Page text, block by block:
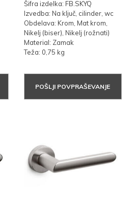
Šifra izdelka: FB.SKYQ
Izvedba: Na ključ, cilinder, wc
Obdelava: Krom, Mat krom,
Nikelj (biser), Nikelj (rožnati)
Material: Zamak
Teža: 0,75 kg
POŠLJI POVPRAŠEVANJE